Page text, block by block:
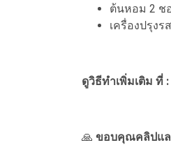
ต้นหอม 2 ช
เครื่องปรุง
ดูวิธีทำเพิ่มเติม ที่ :
🙏 ขอบคุณคลิปแ